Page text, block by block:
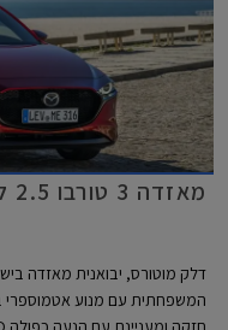
מאזדה 3 טורבו 2.5 ליטר מושקת בישראל